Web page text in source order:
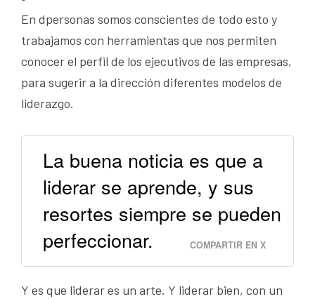
En dpersonas somos conscientes de todo esto y
trabajamos con herramientas que nos permiten
conocer el perfil de los ejecutivos de las empresas,
para sugerir a la dirección diferentes modelos de
liderazgo.
La buena noticia es que a
liderar se aprende, y sus
resortes siempre se pueden
perfeccionar.
COMPARTIR EN X
Y es que liderar es un arte. Y liderar bien, con un